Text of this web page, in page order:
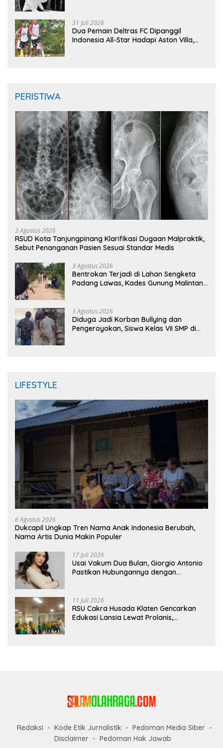
31 Juli 2026
Dua Pemain Deltras FC Dipanggil
Indonesia All-Star Hadapi Aston Villa,
PERISTIWA
3 Agustus 2026
RSUD Kota Tanjungpinang Klarifikasi Dugaan Malpraktik,
Sebut Penanganan Pasien Sesuai Standar Medis
3 Agustus 2026
Bentrokan Terjadi di Lahan Sengketa
Padang Lawas, Kades Gunung Malintang
3 Agustus 2026
Diduga Jadi Korban Bullying dan
Pengeroyokan, Siswa Kelas VII SMP di
LIFESTYLE
6 Agustus 2026
Dukcapil Ungkap Tren Nama Anak Indonesia Berubah,
Nama Artis Dunia Makin Populer
17 Juli 2026
Usai Vakum Dua Bulan, Giorgio Antonio
Pastikan Hubungannya dengan
11 Juli 2026
RSU Cakra Husada Klaten Gencarkan
Edukasi Lansia Lewat Prolanis,
Redaksi Kode Etik Jurnalistik
Pedoman Media Siber
Disclaimer
Pedoman Hak Jawab